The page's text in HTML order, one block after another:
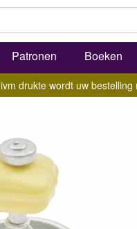
Patronen Boeken
ivm drukte wordt uw